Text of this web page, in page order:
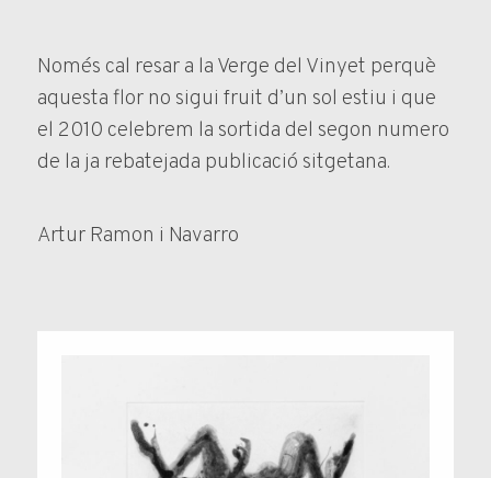
Només cal resar a la Verge del Vinyet perquè
aquesta flor no sigui fruit d’un sol estiu i que
el 2010 celebrem la sortida del segon numero
de la ja rebatejada publicació sitgetana.
Artur Ramon i Navarro